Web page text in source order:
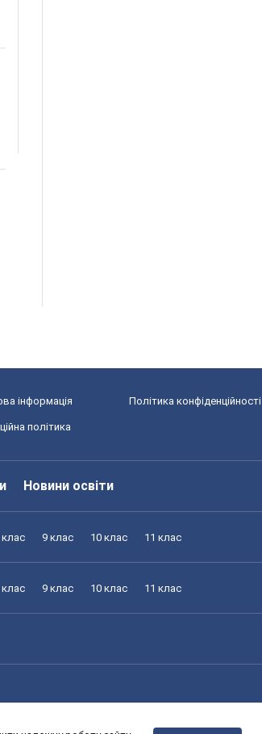
інформація Політика конфіденційності
політика
Новини освіти
клас 9 клас 10 клас 11 клас
клас 9 клас 10 клас 11 клас